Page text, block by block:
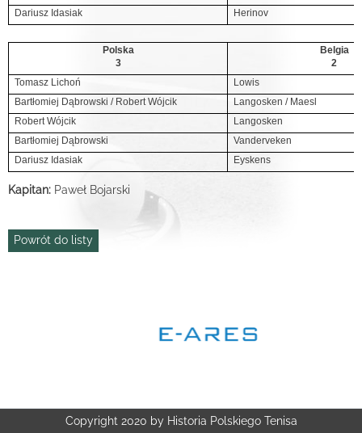
Dariusz Idasiak
Herinov
Polska
3
Belgia
2
Tomasz Lichoń
Lowis
Bartłomiej Dąbrowski / Robert Wójcik
Langosken / Maesl
Robert Wójcik
Langosken
Bartłomiej Dąbrowski
Vanderveken
Dariusz Idasiak
Eyskens
Kapitan: Paweł Bojarski
Powrót do listy
Copyright 2020 by Historia Polskiego Tenisa